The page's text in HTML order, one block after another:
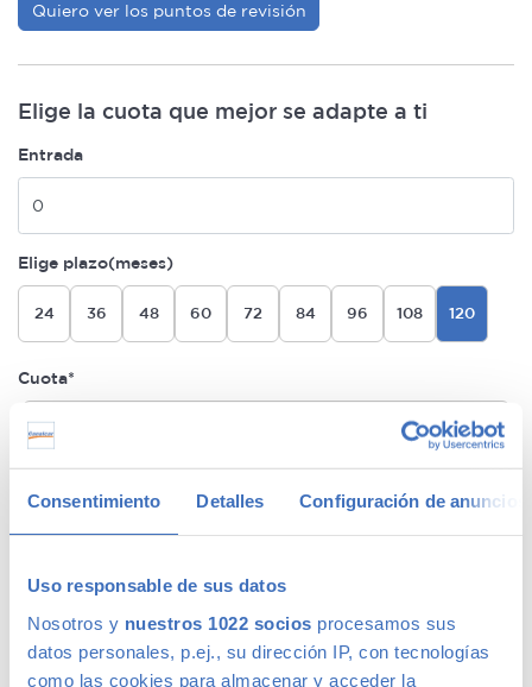
Consentimiento Detalles Configuración de anuncios
Uso responsable de sus datos
Nosotros y nuestros 1022 socios procesamos sus
datos personales, p.ej., su dirección IP, con tecnologías
como las cookies para almacenar y acceder la
Quiero ver los puntos de revisión
Elige la cuota que mejor se adapte a ti
Entrada
Elige plazo(meses)
24 36 48 60 72 84 96 108 120
Cuota*
268€/mes
24 meses de permanencia
Sin coche de sustitución
260€/mes
1 año Garantía Premium Plata
Sin coche de sustitución